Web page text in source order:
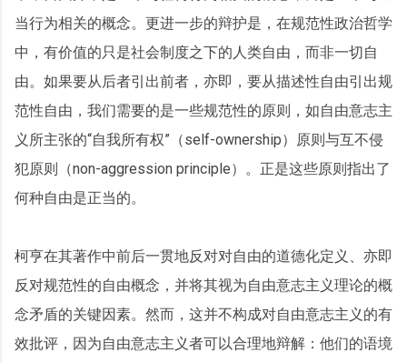
当行为相关的概念。更进一步的辩护是，在规范性政治哲学
中，有价值的只是社会制度之下的人类自由，而非一切自
由。如果要从后者引出前者，亦即，要从描述性自由引出规
范性自由，我们需要的是一些规范性的原则，如自由意志主
义所主张的“自我所有权”（self-ownership）原则与互不侵
犯原则（non-aggression principle）。正是这些原则指出了
何种自由是正当的。
柯亨在其著作中前后一贯地反对对自由的道德化定义、亦即
反对规范性的自由概念，并将其视为自由意志主义理论的概
念矛盾的关键因素。然而，这并不构成对自由意志主义的有
效批评，因为自由意志主义者可以合理地辩解：他们的语境